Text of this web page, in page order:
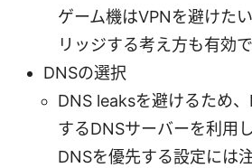
ゲーム機はVPNを避けた
リッジする考え方も有効で
DNSの選択
DNS leaksを避けるため
するDNSサーバーを利用
DNSを優先する設定には